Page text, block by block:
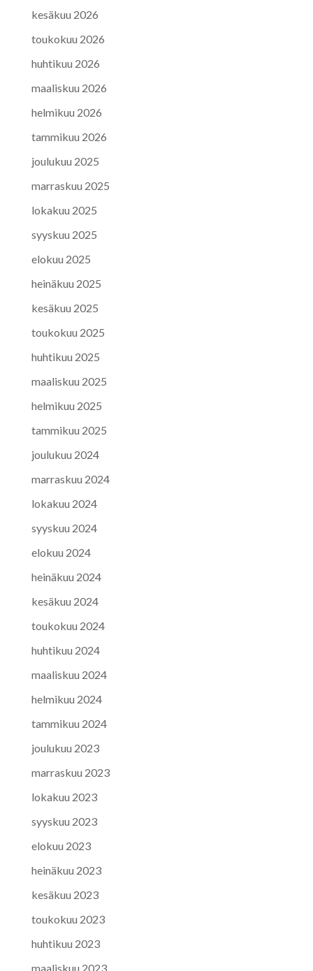
kesäkuu 2026
toukokuu 2026
huhtikuu 2026
maaliskuu 2026
helmikuu 2026
tammikuu 2026
joulukuu 2025
marraskuu 2025
lokakuu 2025
syyskuu 2025
elokuu 2025
heinäkuu 2025
kesäkuu 2025
toukokuu 2025
huhtikuu 2025
maaliskuu 2025
helmikuu 2025
tammikuu 2025
joulukuu 2024
marraskuu 2024
lokakuu 2024
syyskuu 2024
elokuu 2024
heinäkuu 2024
kesäkuu 2024
toukokuu 2024
huhtikuu 2024
maaliskuu 2024
helmikuu 2024
tammikuu 2024
joulukuu 2023
marraskuu 2023
lokakuu 2023
syyskuu 2023
elokuu 2023
heinäkuu 2023
kesäkuu 2023
toukokuu 2023
huhtikuu 2023
maaliskuu 2023